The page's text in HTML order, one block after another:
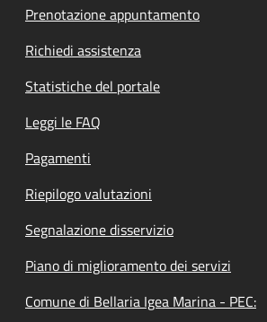
Prenotazione appuntamento
Richiedi assistenza
Statistiche del portale
Leggi le FAQ
Pagamenti
Riepilogo valutazioni
Segnalazione disservizio
Piano di miglioramento dei servizi
Comune di Bellaria Igea Marina - PEC: